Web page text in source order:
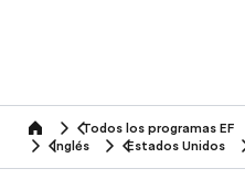
home Todos los programas EF
Inglés
Estados Unidos